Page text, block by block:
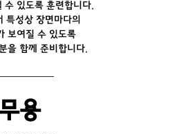
수 있도록 훈련합니다.
특성상 장면마다의
보여질 수 있도록
을 함께 준비합니다.
용